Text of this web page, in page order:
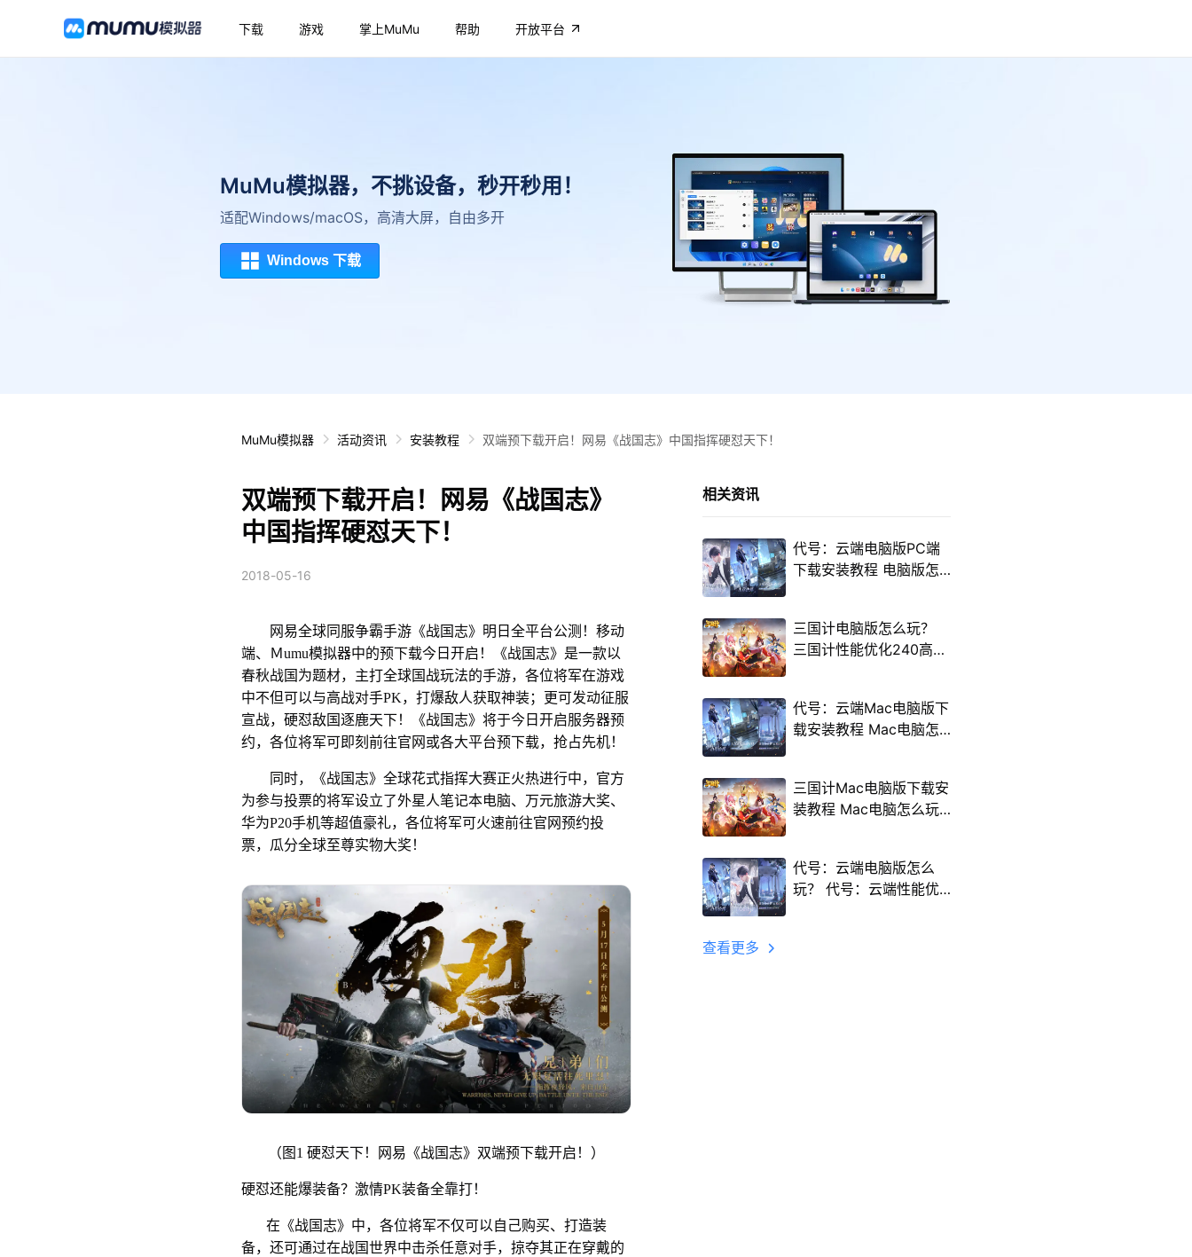
下载 游戏 掌上MuMu 帮助 开放平台
MuMu模拟器，不挑设备，秒开秒用！
适配Windows/macOS，高清大屏，自由多开
Windows 下载
MuMu模拟器 活动资讯 安装教程 双端预下载开启！网易《战国志》中国指挥硬怼天下！
双端预下载开启！网易《战国志》
中国指挥硬怼天下！
2018-05-16
网易全球同服争霸手游《战国志》明日全平台公测！移动
端、Ｍumu模拟器中的预下载今日开启！《战国志》是一款以
春秋战国为题材，主打全球国战玩法的手游，各位将军在游戏
中不但可以与高战对手PK，打爆敌人获取神装；更可发动征服
宣战，硬怼敌国逐鹿天下！《战国志》将于今日开启服务器预
约，各位将军可即刻前往官网或各大平台预下载，抢占先机！
同时，《战国志》全球花式指挥大赛正火热进行中，官方
为参与投票的将军设立了外星人笔记本电脑、万元旅游大奖、
华为P20手机等超值豪礼，各位将军可火速前往官网预约投
票，瓜分全球至尊实物大奖！
（图1 硬怼天下！网易《战国志》双端预下载开启！）
硬怼还能爆装备？激情PK装备全靠打！
在《战国志》中，各位将军不仅可以自己购买、打造装
备，还可通过在战国世界中击杀任意对手，掠夺其正在穿戴的
相关资讯
代号：云端电脑版PC端
下载安装教程 电脑版怎
三国计电脑版怎么玩？
三国计性能优化240高帧
代号：云端Mac电脑版下
载安装教程 Mac电脑怎
三国计Mac电脑版下载安
装教程 Mac电脑怎么玩
代号：云端电脑版怎么
玩？ 代号：云端性能优
查看更多